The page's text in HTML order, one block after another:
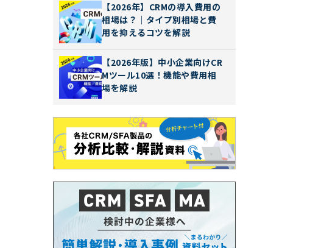
【2026年】CRMの導入費用の
相場は？｜タイプ別相場と費
用を抑えるコツを解説
【2026年版】中小企業向けCR
Mツール10選！機能や費用相
場を解説